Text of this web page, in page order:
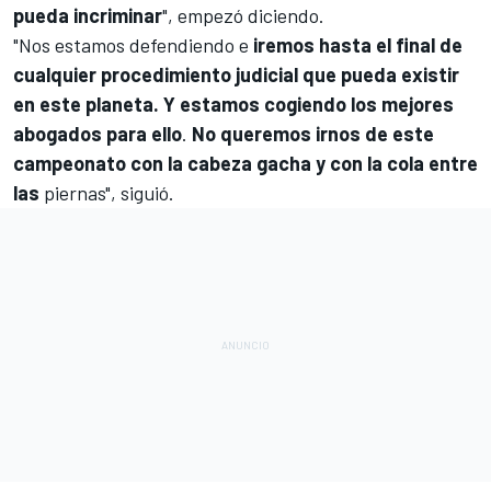
pueda incriminar", empezó diciendo.
"Nos estamos defendiendo e iremos hasta el final de
cualquier procedimiento judicial que pueda existir
en este planeta. Y estamos cogiendo los mejores
abogados para ello. No queremos irnos de este
campeonato con la cabeza gacha y con la cola entre
las piernas", siguió.